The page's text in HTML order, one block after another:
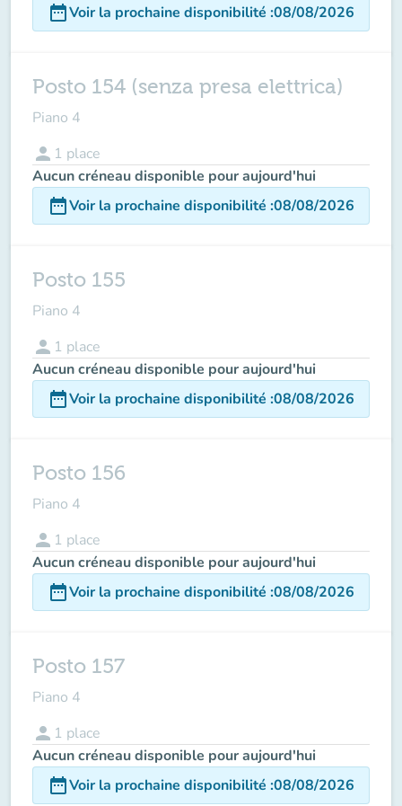
date_rangeVoir la prochaine disponibilité :08/08/2026
Posto 154 (senza presa elettrica)
Piano 4
person 1 place
Aucun créneau disponible pour aujourd'hui
date_rangeVoir la prochaine disponibilité :08/08/2026
Posto 155
Piano 4
person 1 place
Aucun créneau disponible pour aujourd'hui
date_rangeVoir la prochaine disponibilité :08/08/2026
Posto 156
Piano 4
person 1 place
Aucun créneau disponible pour aujourd'hui
date_rangeVoir la prochaine disponibilité :08/08/2026
Posto 157
Piano 4
person 1 place
Aucun créneau disponible pour aujourd'hui
date_rangeVoir la prochaine disponibilité :08/08/2026